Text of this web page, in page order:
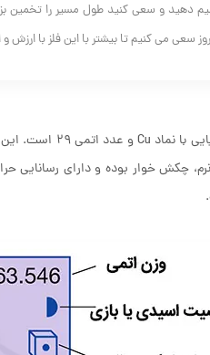
دهید و سعی کنید طول مسیر را تخمین
سعی می کنیم تا بیشتر با این فلز با ارزش و
چکش خوار بوده و دارای رسانایی